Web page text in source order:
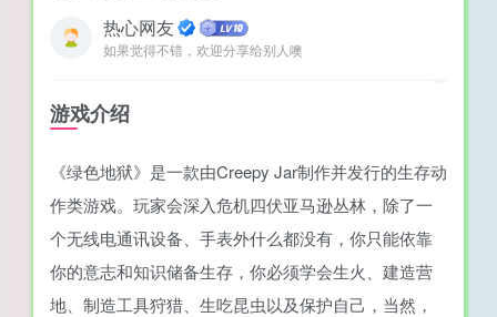
（摸鱼游戏）
热心网友
如果觉得不错，欢迎分享给别人噢
游戏介绍
《绿色地狱》是一款由Creepy Jar制作并发行的生存动
作类游戏。玩家会深入危机四伏亚马逊丛林，除了一
个无线电通讯设备、手表外什么都没有，你只能依靠
你的意志和知识储备生存，你必须学会生火、建造营
地、制造工具狩猎、生吃昆虫以及保护自己，当然，